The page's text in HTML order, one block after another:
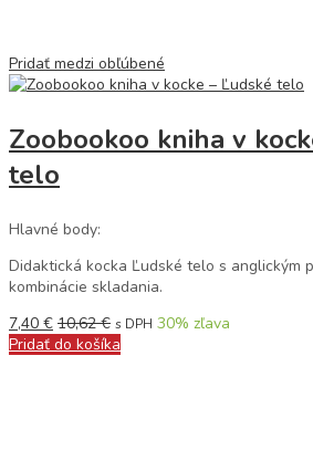
Pridať medzi obľúbené
Zoobookoo kniha v
telo
Hlavné body:
Didaktická kocka Ľudské telo s anglickým
kombinácie skladania.
7,40 € 10,62€ s DPH 30% zľava
Pridať do košíka